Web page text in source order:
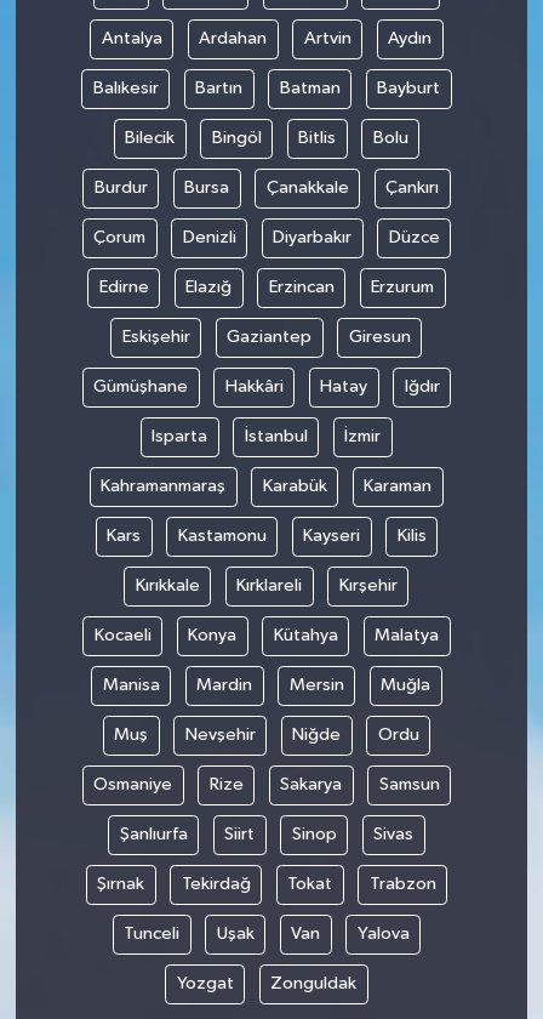
Antalya Ardahan Artvin Aydın
Balıkesir Bartın Batman Bayburt
Bilecik Bingöl Bitlis Bolu
Burdur Bursa Çanakkale Çankırı
Çorum Denizli Diyarbakır Düzce
Edirne Elazığ Erzincan Erzurum
Eskişehir Gaziantep Giresun
Gümüşhane Hakkâri Hatay Iğdır
Isparta İstanbul İzmir
Kahramanmaraş Karabük Karaman
Kars Kastamonu Kayseri Kilis
Kırıkkale Kırklareli Kırşehir
Kocaeli Konya Kütahya Malatya
Manisa Mardin Mersin Muğla
Muş Nevşehir Niğde Ordu
Osmaniye Rize Sakarya Samsun
Şanlıurfa Siirt Sinop Sivas
Şırnak Tekirdağ Tokat Trabzon
Tunceli Uşak Van Yalova
Yozgat Zonguldak